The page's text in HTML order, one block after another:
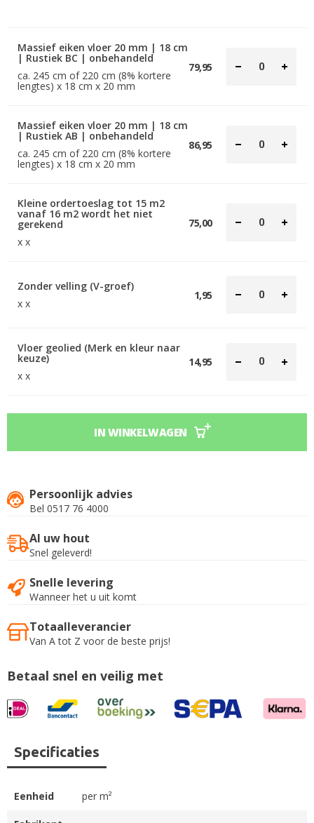
Massief eiken vloer 20 mm | 18 cm
| Rustiek BC | onbehandeld
ca. 245 cm of 220 cm (8% kortere
lengtes) x 18 cm x 20 mm
79,95
Massief eiken vloer 20 mm | 18 cm
| Rustiek AB | onbehandeld
ca. 245 cm of 220 cm (8% kortere
lengtes) x 18 cm x 20 mm
86,95
Kleine ordertoeslag tot 15 m2
vanaf 16 m2 wordt het niet
gerekend
x x
75,00
Zonder velling (V-groef)
x x
1,95
Vloer geolied (Merk en kleur naar
keuze)
x x
14,95
IN WINKELWAGEN
Persoonlijk advies
Bel 0517 76 4000
Al uw hout
Snel geleverd!
Snelle levering
Wanneer het u uit komt
Totaalleverancier
Van A tot Z voor de beste prijs!
Betaal snel en veilig met
Specificaties
Eenheid per m²